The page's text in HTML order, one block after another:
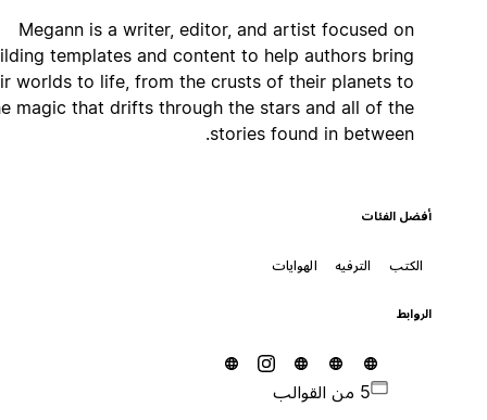
Megann is a writer, editor, and artist focused on
building templates and content to help authors bring
their worlds to life, from the crusts of their planets to
the magic that drifts through the stars and all of the
stories found in between.
أفضل الفئات
الترفيه الهوايات